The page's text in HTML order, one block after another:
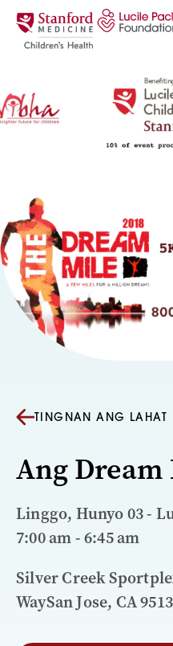
Lumaktaw sa nilalaman
TINGNAN ANG
Ang Dream
Linggo, Hunyo 03 -
7:00 am - 6:45 am
Silver Creek
WaySan Jose, CA